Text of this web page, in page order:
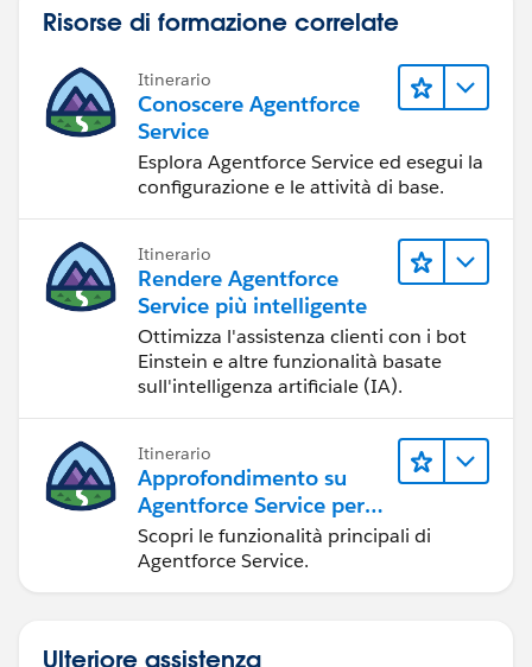
Risorse di formazione correlate
Itinerario
Conoscere Agentforce
Service
Esplora Agentforce Service ed esegui la
configurazione e le attività di base.
Itinerario
Rendere Agentforce
Service più intelligente
Ottimizza l'assistenza clienti con i bot
Einstein e altre funzionalità basate
sull'intelligenza artificiale (IA).
Itinerario
Approfondimento su
Agentforce Service per
gli amministratori
Scopri le funzionalità principali di
Agentforce Service.
Ulteriore assistenza